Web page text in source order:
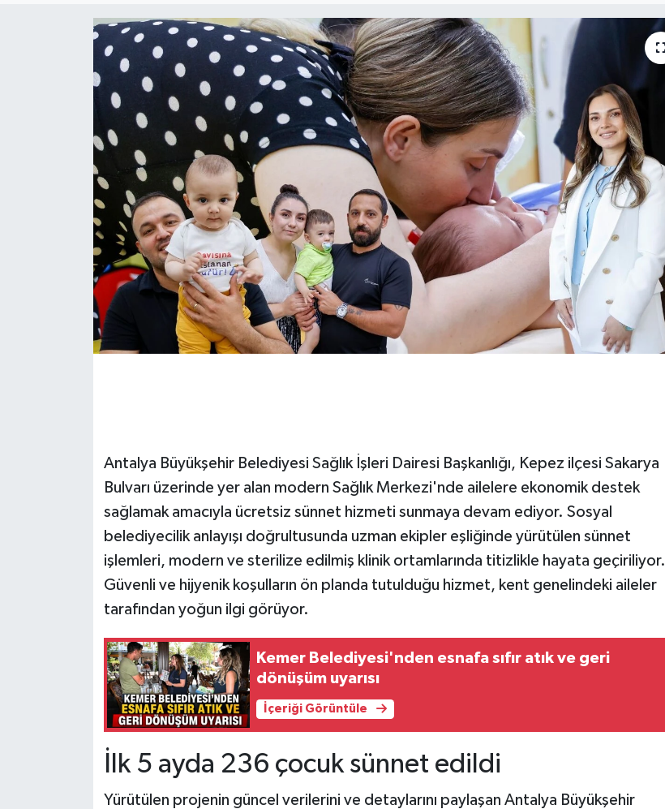
Antalya Büyükşehir Belediyesi Sağlık İşleri Dairesi Başkanlığı, Kepez ilçesi Sakarya
Bulvarı üzerinde yer alan modern Sağlık Merkezi'nde ailelere ekonomik destek
sağlamak amacıyla ücretsiz sünnet hizmeti sunmaya devam ediyor. Sosyal
belediyecilik anlayışı doğrultusunda uzman ekipler eşliğinde yürütülen sünnet
işlemleri, modern ve sterilize edilmiş klinik ortamlarında titizlikle hayata geçiriliyor.
Güvenli ve hijyenik koşulların ön planda tutulduğu hizmet, kent genelindeki aileler
tarafından yoğun ilgi görüyor.
Kemer Belediyesi'nden esnafa sıfır atık ve geri
dönüşüm uyarısı
İçeriği Görüntüle
İlk 5 ayda 236 çocuk sünnet edildi
Yürütülen projenin güncel verilerini ve detaylarını paylaşan Antalya Büyükşehir
Resmi Reklamlar